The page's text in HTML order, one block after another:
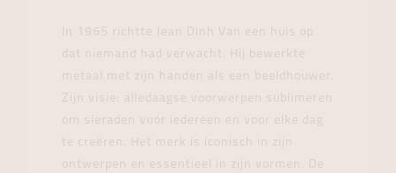
In 1965 richtte Jean Dinh Van een huis op
dat niemand had verwacht. Hij bewerkte
metaal met zijn handen als een beeldhouwer.
Zijn visie: alledaagse voorwerpen sublimeren
om sieraden voor iedereen en voor elke dag
te creëren. Het merk is iconisch in zijn
ontwerpen en essentieel in zijn vormen. De